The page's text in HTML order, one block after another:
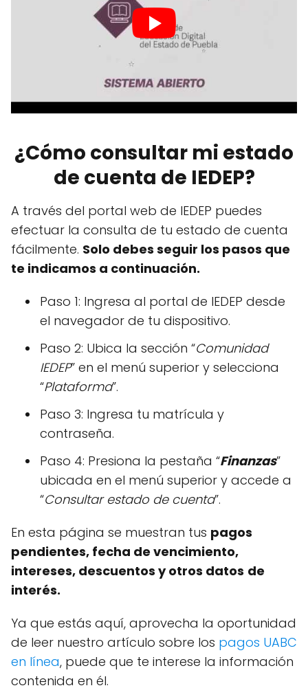
¿Cómo consultar mi estado
de cuenta de IEDEP?
A través del portal web de IEDEP puedes
efectuar la consulta de tu estado de cuenta
fácilmente. Solo debes seguir los pasos que
te indicamos a continuación.
Paso 1: Ingresa al portal de IEDEP desde
el navegador de tu dispositivo.
Paso 2: Ubica la sección “Comunidad
IEDEP” en el menú superior y selecciona
“Plataforma”.
Paso 3: Ingresa tu matrícula y
contraseña.
Paso 4: Presiona la pestaña “Finanzas”
ubicada en el menú superior y accede a
“Consultar estado de cuenta”.
En esta página se muestran tus pagos
pendientes, fecha de vencimiento,
intereses, descuentos y otros datos de
interés.
Ya que estás aquí, aprovecha la oportunidad
de leer nuestro artículo sobre los pagos UABC
en línea, puede que te interese la información
contenida en él.